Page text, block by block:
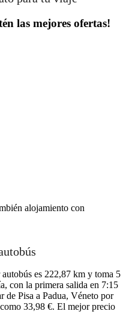
las mejores ofertas!
alojamiento con
es 222,87 km y toma 5
con la primera salida en 7:15
de Pisa a Padua, Véneto por
33,98 €. El mejor precio